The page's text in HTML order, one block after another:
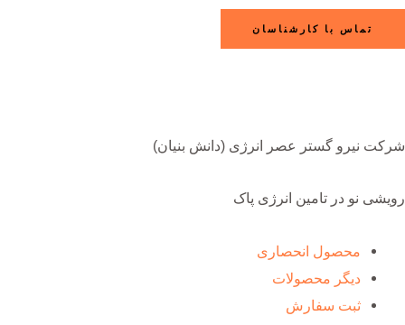
تماس با کارشناسان
شرکت نیرو گستر عصر انرژی (دانش بنیان)
رویشی نو در تامین انرژی پاک
محصول انحصاری
دیگر محصولات
ثبت سفارش